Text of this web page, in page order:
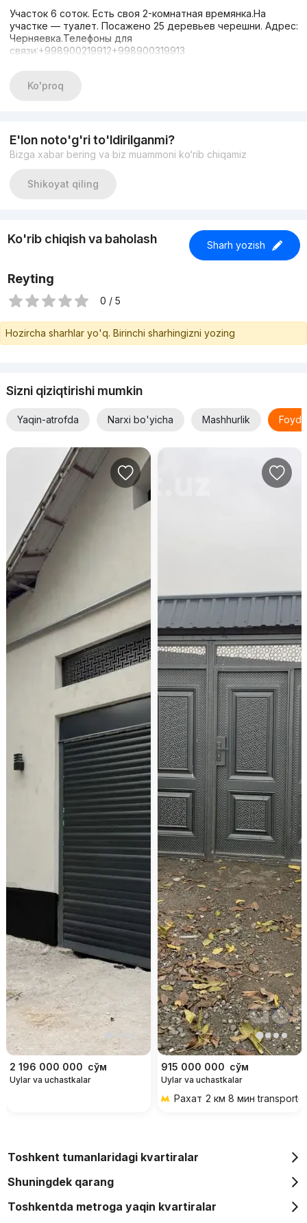
Участок 6 соток. Есть своя 2-комнатная времянка.На
участке — туалет. Посажено 25 деревьев черешни. Адрес:
Черняевка.Телефоны для
связи:+998900219912+998900319913
Ko'proq
E'lon noto'g'ri to'ldirilganmi?
Bizga xabar bering va biz muammoni ko‘rib chiqamiz
Shikoyat qiling
Ko'rib chiqish va baholash Sharh yozish
Reyting
0 / 5
Hozircha sharhlar yo'q. Birinchi sharhingizni yozing
Sizni qiziqtirishi mumkin
Yaqin-atrofda Narxi bo'yicha Mashhurlik
2 196 000 000 сўм
Uylar va uchastkalar
915 000 000 сўм
Uylar va uchastkalar
Рахат 2 км 8 мин
Toshkent tumanlaridagi kvartiralar
Shuningdek qarang
Toshkentda metroga yaqin kvartiralar